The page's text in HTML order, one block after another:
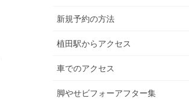
新規予約の方法
植田駅からアクセス
車でのアクセス
脚やせビフォーアフター集